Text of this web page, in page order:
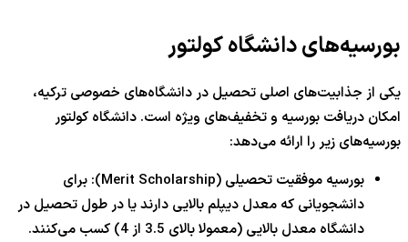
بورسیه‌های دانشگاه کولتور
یکی از جذابیت‌های اصلی تحصیل در دانشگاه‌های خصوصی ترکیه،
امکان دریافت بورسیه و تخفیف‌های ویژه است. دانشگاه کولتور
بورسیه‌های زیر را ارائه می‌دهد:
بورسیه موفقیت تحصیلی (Merit Scholarship): برای
دانشجویانی که معدل دیپلم بالایی دارند یا در طول تحصیل در
دانشگاه معدل بالایی (معمولا بالای 3.5 از 4) کسب می‌کنند.